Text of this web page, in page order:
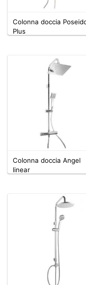
Colonna doccia
Plus
Colonna doccia Angel
linear